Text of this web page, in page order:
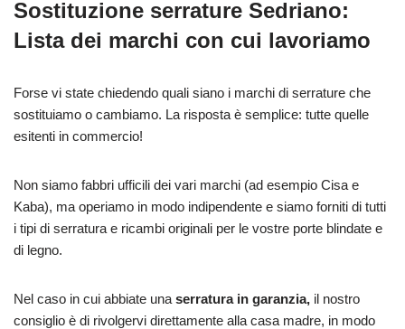
Sostituzione serrature Sedriano:
Lista dei marchi con cui lavoriamo
Forse vi state chiedendo quali siano i marchi di serrature che
sostituiamo o cambiamo. La risposta è semplice: tutte quelle
esitenti in commercio!
Non siamo fabbri ufficili dei vari marchi (ad esempio Cisa e
Kaba), ma operiamo in modo indipendente e siamo forniti di tutti
i tipi di serratura e ricambi originali per le vostre porte blindate e
di legno.
Nel caso in cui abbiate una serratura in garanzia, il nostro
consiglio è di rivolgervi direttamente alla casa madre, in modo